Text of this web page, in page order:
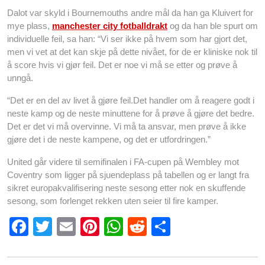
Dalot var skyld i Bournemouths andre mål da han ga Kluivert for
mye plass, manchester city fotballdrakt og da han ble spurt om
individuelle feil, sa han: “Vi ser ikke på hvem som har gjort det,
men vi vet at det kan skje på dette nivået, for de er kliniske nok til
å score hvis vi gjør feil. Det er noe vi må se etter og prøve å
unngå.
“Det er en del av livet å gjøre feil.Det handler om å reagere godt i
neste kamp og de neste minuttene for å prøve å gjøre det bedre.
Det er det vi må overvinne. Vi må ta ansvar, men prøve å ikke
gjøre det i de neste kampene, og det er utfordringen.”
United går videre til semifinalen i FA-cupen på Wembley mot
Coventry som ligger på sjuendeplass på tabellen og er langt fra
sikret europakvalifisering neste sesong etter nok en skuffende
sesong, som forlenget rekken uten seier til fire kamper.
F
T
E
Pi
W
R